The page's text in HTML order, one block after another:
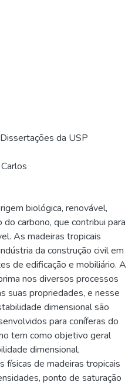
da USP
biológica, renovável,
carbono, que contribui para
As madeiras tropicais
da construção civil em
de edificação e mobiliário. A
nos diversos processos
suas propriedades, e nesse
dimensional são
para coníferas do
tem como objetivo geral
dimensional,
físicas de madeiras tropicais
ponto de saturação